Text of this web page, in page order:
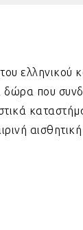
ελληνικού
δώρα που
αισθητική